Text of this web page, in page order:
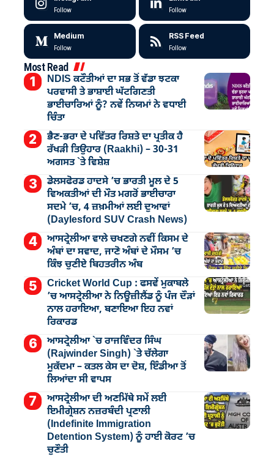
Follow Follow
Medium
Follow
RSS Feed
Follow
Most Read
NDIS ਕਟੌਤੀਆਂ ਦਾ ਸਭ ਤੋਂ ਵੱਡਾ ਝਟਕਾ
ਪਰਵਾਸੀ ਤੇ ਭਾਸ਼ਾਈ ਘੱਟਗਿਣਤੀ
ਭਾਈਚਾਰਿਆਂ ਨੂੰ? ਨਵੇਂ ਨਿਯਮਾਂ ਨੇ ਵਧਾਈ
ਚਿੰਤਾ
ਭੈਣ-ਭਰਾ ਦੇ ਪਵਿੱਤਰ ਰਿਸ਼ਤੇ ਦਾ ਪ੍ਰਤੀਕ ਹੈ
ਰੱਖੜੀ ਤਿਉਹਾਰ (Raakhi) – 30-31
ਅਗਸਤ `ਤੇ ਵਿਸ਼ੇਸ਼
ਡੇਲਸਫੋਰਡ ਹਾਦਸੇ ’ਚ ਭਾਰਤੀ ਮੂਲ ਦੇ 5
ਵਿਅਕਤੀਆਂ ਦੀ ਮੌਤ ਮਗਰੋਂ ਭਾਈਚਾਰਾ
ਸਦਮੇ ’ਚ, 4 ਜ਼ਖ਼ਮੀਆਂ ਲਈ ਦੁਆਵਾਂ
(Daylesford SUV Crash News)
ਆਸਟ੍ਰੇਲੀਆ ਵਾਲੇ ਚਖਣਗੇ ਨਵੀਂ ਕਿਸਮ ਦੇ
ਅੰਬਾਂ ਦਾ ਸਵਾਦ, ਜਾਣੋ ਅੰਬਾਂ ਦੇ ਮੌਸਮ ’ਚ
ਕਿੰਝ ਚੁਣੀਏ ਬਿਹਤਰੀਨ ਅੰਬ
Cricket World Cup : ਫਸਵੇਂ ਮੁਕਾਬਲੇ
’ਚ ਆਸਟ੍ਰੇਲੀਆ ਨੇ ਨਿਊਜ਼ੀਲੈਂਡ ਨੂੰ ਪੰਜ ਦੌੜਾਂ
ਨਾਲ ਹਰਾਇਆ, ਬਣਾਇਆ ਇਹ ਨਵਾਂ
ਰਿਕਾਰਡ
ਆਸਟ੍ਰੇਲੀਆ `ਚ ਰਾਜਵਿੰਦਰ ਸਿੰਘ
(Rajwinder Singh) `ਤੇ ਚੱਲੇਗਾ
ਮੁੁਕੱਦਮਾ – ਕਤਲ ਕੇਸ ਦਾ ਦੋਸ਼, ਇੰਡੀਆ ਤੋਂ
ਲਿਆਂਦਾ ਸੀ ਵਾਪਸ
ਆਸਟ੍ਰੇਲੀਆ ਦੀ ਅਣਮਿੱਥੇ ਸਮੇਂ ਲਈ
ਇਮੀਗ੍ਰੇਸ਼ਨ ਨਜ਼ਰਬੰਦੀ ਪ੍ਰਣਾਲੀ
(Indefinite Immigration
Detention System) ਨੂੰ ਹਾਈ ਕੋਰਟ ’ਚ
ਚੁਣੌਤੀ